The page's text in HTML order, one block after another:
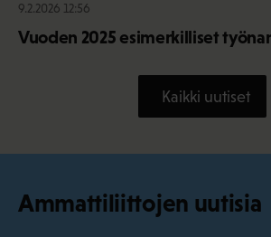
9.2.2026 12:56
Vuoden 2025 esimerkilliset
Kaikki uutiset
Ammattiliittojen uutisia